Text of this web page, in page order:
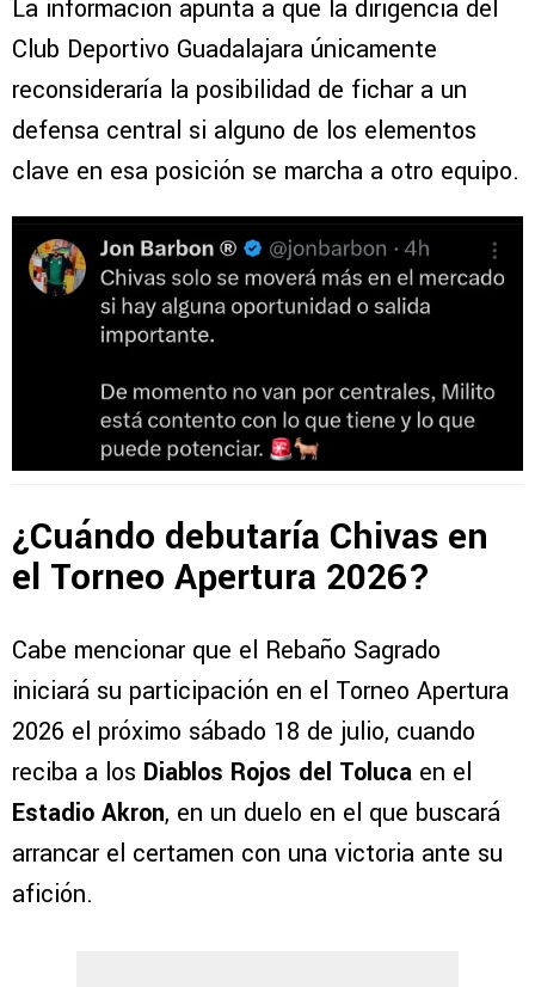
La información apunta a que la dirigencia del
Club Deportivo Guadalajara únicamente
reconsideraría la posibilidad de fichar a un
defensa central si alguno de los elementos
clave en esa posición se marcha a otro equipo.
¿Cuándo debutaría Chivas en
el Torneo Apertura 2026?
Cabe mencionar que el Rebaño Sagrado
iniciará su participación en el Torneo Apertura
2026 el próximo sábado 18 de julio, cuando
reciba a los Diablos Rojos del Toluca en el
Estadio Akron, en un duelo en el que buscará
arrancar el certamen con una victoria ante su
afición.